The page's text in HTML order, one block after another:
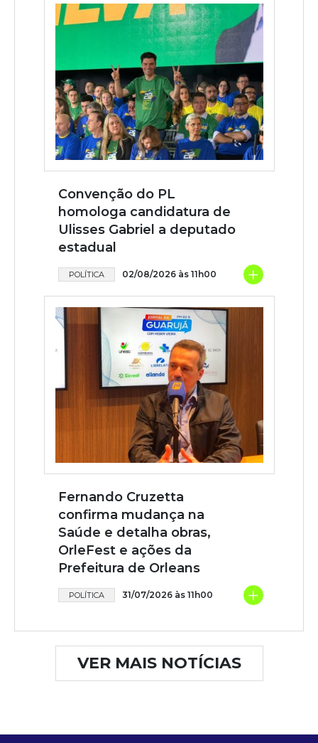
Convenção do PL
homologa candidatura de
Ulisses Gabriel a deputado
estadual
POLÍTICA 02/08/2026 às 11h00 +
Fernando Cruzetta
confirma mudança na
Saúde e detalha obras,
OrleFest e ações da
Prefeitura de Orleans
POLÍTICA 31/07/2026 às 11h00 +
VER MAIS NOTÍCIAS